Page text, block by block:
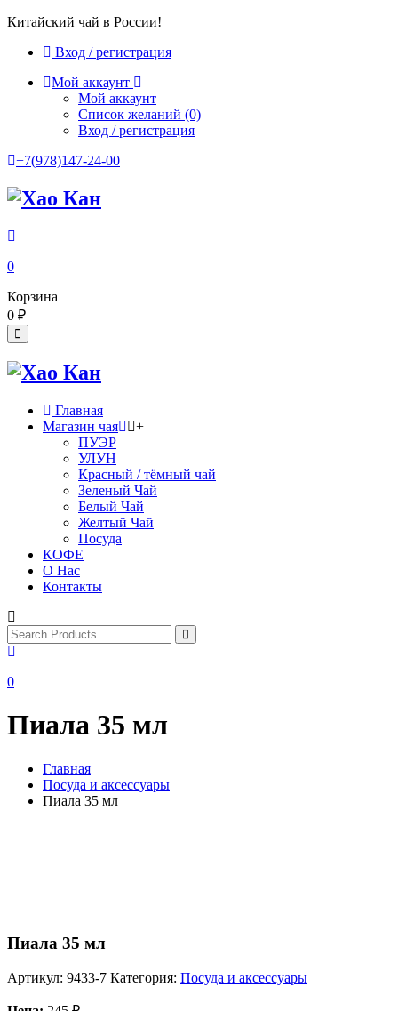
Китайский чай в России!
Вход / регистрация
Мой аккаунт
Мой аккаунт
Список желаний (0)
Вход / регистрация
+7(978)147-24-00
0
Корзина
0 ₽
Главная
Магазин чая
+
ПУЭР
УЛУН
Красный / тёмный чай
Зеленый Чай
Белый Чай
Желтый Чай
Посуда
КОФЕ
О Нас
Контакты
0
Пиала 35 мл
Главная
Посуда и аксессуары
Пиала 35 мл
Пиала 35 мл
Артикул: 9433-7 Категория: Посуда и аксессуары